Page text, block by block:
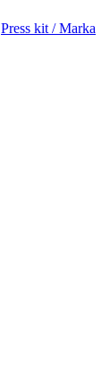
Press kit / Marka